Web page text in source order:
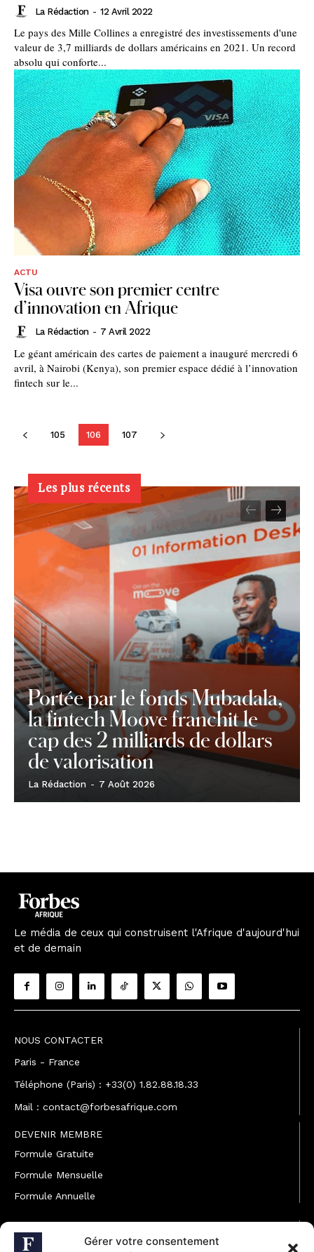
Gérer votre consentement
La Rédaction - 12 Avril 2022
Le pays des Mille Collines a enregistré des investissements d'une
valeur de 3,7 milliards de dollars américains en 2021. Un record
absolu qui conforte...
ACTU
Visa ouvre son premier centre
d’innovation en Afrique
La Rédaction - 7 Avril 2022
Le géant américain des cartes de paiement a inauguré mercredi 6
avril, à Nairobi (Kenya), son premier espace dédié à l’innovation
fintech sur le...
105 106 107
Les plus récents
Portée par le fonds Mubadala,
la fintech Moove franchit le
cap des 2 milliards de dollars
de valorisation
La Rédaction - 7 Août 2026
Le média de ceux qui construisent l'Afrique d'aujourd'hui
et de demain
NOUS CONTACTER
Paris - France
Téléphone (Paris) : +33(0) 1.82.88.18.33
Mail : contact@forbesafrique.com
DEVENIR MEMBRE
Formule Gratuite
Formule Mensuelle
Formule Annuelle
JOINDRE L'ÉQUIPE